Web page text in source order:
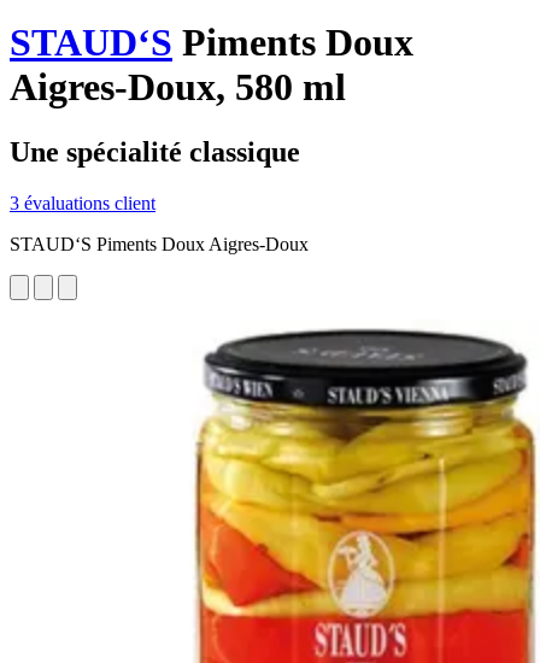
STAUD‘S Piments Doux
Aigres-Doux, 580 ml
Une spécialité classique
3 évaluations client
STAUD‘S Piments Doux Aigres-Doux